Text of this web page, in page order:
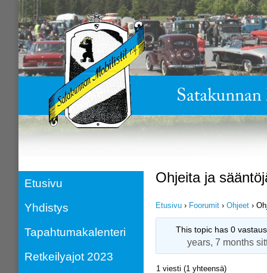
Etusivu
Yhdistys
Tapahtumakalenteri
Retkeilyajot 2023
Ohjeita ja
Etusivu › Foorumit › Ohjeet ›
This topic has 0
years, 7 months
1 viesti (1 yhteensä)